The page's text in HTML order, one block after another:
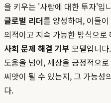
을 키우는 '사람에 대한 투자'입
글로벌 리더를 양성하여, 이들
의적이고 지속 가능한 방식으
사회 문제 해결 기부 모델입니
도움을 넘어, 세상을 긍정적으
씨앗이 될 수 있는지, 그 가능성
다.